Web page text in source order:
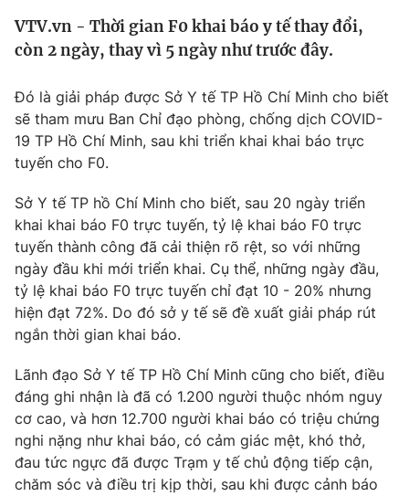
Thế giới
Tin tức
Thế giới đó đây
Câu chuyện quốc tế
Kinh tế
Tài chính
Góc doanh nghiệp
Dữ liệu và đời sống
Truyền hình
Phim VTV
Hậu trường
Nhân vật
Khán giả
Giải sao mai
Giải trí
Điện ảnh
Âm nhạc
Sao
Đời sống
Làm đẹp
Chất lượng cuộc sống
Giáo dục
Tuyển sinh
Học trực tuyến
Công nghệ
Hitech Công nghệ tương lai
Giao lưu trực tuyến
VTV.vn - Thời gian F0 khai báo y tế thay đổi,
còn 2 ngày, thay vì 5 ngày như trước đây.
Đó là giải pháp được Sở Y tế TP Hồ Chí Minh cho biết
sẽ tham mưu Ban Chỉ đạo phòng, chống dịch COVID-
19 TP Hồ Chí Minh, sau khi triển khai khai báo trực
tuyến cho F0.
Sở Y tế TP hồ Chí Minh cho biết, sau 20 ngày triển
khai khai báo F0 trực tuyến, tỷ lệ khai báo F0 trực
tuyến thành công đã cải thiện rõ rệt, so với những
ngày đầu khi mới triển khai. Cụ thể, những ngày đầu,
tỷ lệ khai báo F0 trực tuyến chỉ đạt 10 - 20% nhưng
hiện đạt 72%. Do đó sở y tế sẽ đề xuất giải pháp rút
ngắn thời gian khai báo.
Lãnh đạo Sở Y tế TP Hồ Chí Minh cũng cho biết, điều
đáng ghi nhận là đã có 1.200 người thuộc nhóm nguy
cơ cao, và hơn 12.700 người khai báo có triệu chứng
nghi nặng như khai báo, có cảm giác mệt, khó thở,
đau tức ngực đã được Trạm y tế chủ động tiếp cận,
chăm sóc và điều trị kịp thời, sau khi được cảnh báo